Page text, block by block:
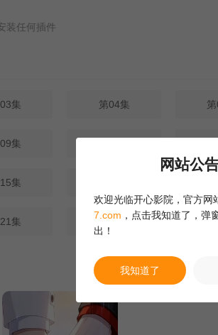
件
集 第04集
集
集
集 第22集
网站公
欢迎光临开心影院，官方网
7.com ，点击我知道了，弹
出！
我知道了